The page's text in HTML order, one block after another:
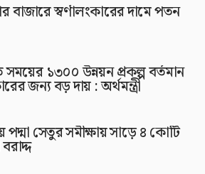
বাজারে স্বর্ণালংকারের দামে পতন
সময়ের ১৩০০ উন্নয়ন প্রকল্প বর্তমান
জন্য বড় দায় : অর্থমন্ত্রী
পদ্মা সেতুর সমীক্ষায় সাড়ে ৪ কোটি